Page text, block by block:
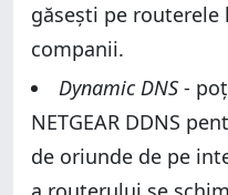
găsești pe
companii.
Dynamic DNS -
NETGEAR DDNS
de oriunde de pe